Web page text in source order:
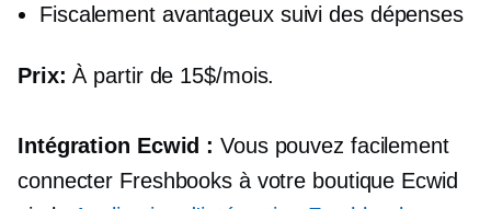
Fiscalement avantageuxsuivi des dépenses
Prix:À partir de 15$/mois.
Intégration Ecwid : Vous pouvez facilement
connecter Freshbooks à votre boutique Ecwid